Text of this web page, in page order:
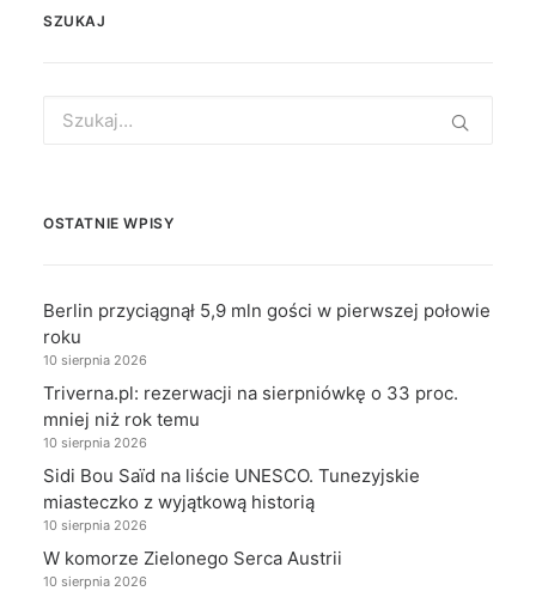
SZUKAJ
for:
OSTATNIE WPISY
Berlin przyciągnął 5,9 mln gości w pierwszej połowie
roku
10 sierpnia 2026
Triverna.pl: rezerwacji na sierpniówkę o 33 proc.
mniej niż rok temu
10 sierpnia 2026
Sidi Bou Saïd na liście UNESCO. Tunezyjskie
miasteczko z wyjątkową historią
10 sierpnia 2026
W komorze Zielonego Serca Austrii
10 sierpnia 2026